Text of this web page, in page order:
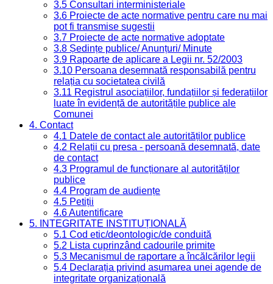
3.5 Consultari interministeriale
3.6 Proiecte de acte normative pentru care nu mai
pot fi transmise sugestii
3.7 Proiecte de acte normative adoptate
3.8 Ședințe publice/ Anunțuri/ Minute
3.9 Rapoarte de aplicare a Legii nr. 52/2003
3.10 Persoana desemnată responsabilă pentru
relația cu societatea civilă
3.11 Registrul asociațiilor, fundațiilor și federațiilor
luate în evidență de autoritățile publice ale
Comunei
4. Contact
4.1 Datele de contact ale autorităților publice
4.2 Relații cu presa - persoană desemnată, date
de contact
4.3 Programul de funcționare al autorităților
publice
4.4 Program de audiențe
4.5 Petiții
4.6 Autentificare
5. INTEGRITATE INSTITUȚIONALĂ
5.1 Cod etic/deontologic/de conduită
5.2 Lista cuprinzând cadourile primite
5.3 Mecanismul de raportare a încălcărilor legii
5.4 Declarația privind asumarea unei agende de
integritate organizațională